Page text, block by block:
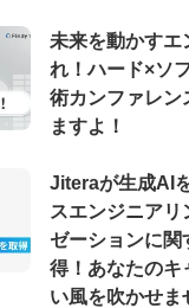
未来を動かすエ
れ！ハード×ソ
術カンファレン
ますよ！
Jiteraが生成AI
スエンジニアリ
ゼーションに関
得！あなたのキ
い風を吹かせま